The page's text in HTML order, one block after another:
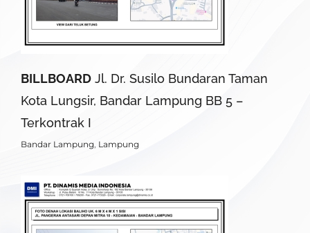
BILLBOARD Jl. Dr. Susilo Bundaran Taman
Kota Lungsir, Bandar Lampung BB 5 –
Terkontrak I
Bandar Lampung Lampung